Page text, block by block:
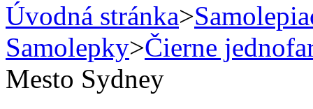
Úvodná stránka>
Samolepky>Čierne
Mesto Sydney